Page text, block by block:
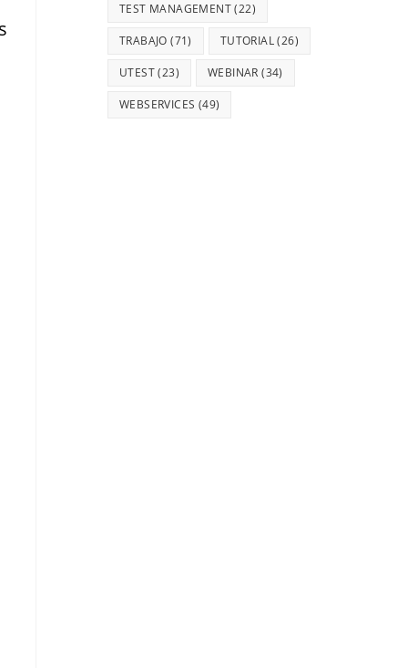
TEST MANAGEMENT(22)
TRABAJO (71) TUTORIAL(26)
UTEST(23) WEBINAR (34)
WEBSERVICES (49)